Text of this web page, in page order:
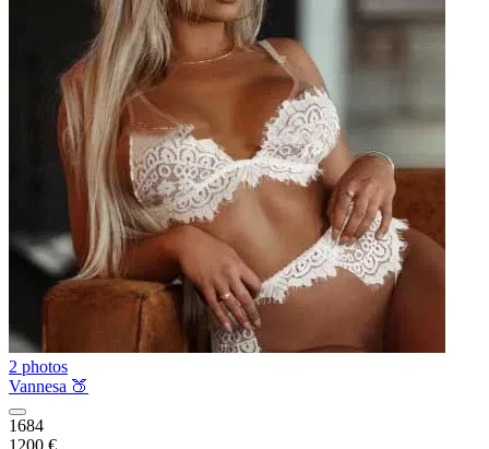
2 photos
Vannesa 🍑
1684
1200 €